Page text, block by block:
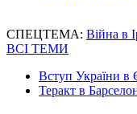
СПЕЦТЕМА: Війна в
ВСІ ТЕМИ
Вступ України в
Теракт в